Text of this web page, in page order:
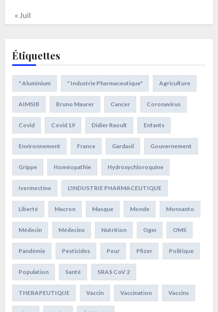
« Juil
Étiquettes
" Aluminium " Industrie Pharmaceutique" Agriculture
AIMSIB Bruno Maurer Cancer Coronavirus
Covid Covid 19 Didier Raoult Enfants
Environnement France Gardasil Gouvernement
Grippe Homéopathie Hydroxychloroquine
Ivermectine L'INDUSTRIE PHARMACEUTIQUE
Liberté Macron Masque Monde Monsanto
Médecin Médecins Nutrition Ogm OMS
Pandémie Pesticides Peur Pfizer Politique
Population Santé SRAS CoV 2
THERAPEUTIQUE Vaccin Vaccination Vaccins